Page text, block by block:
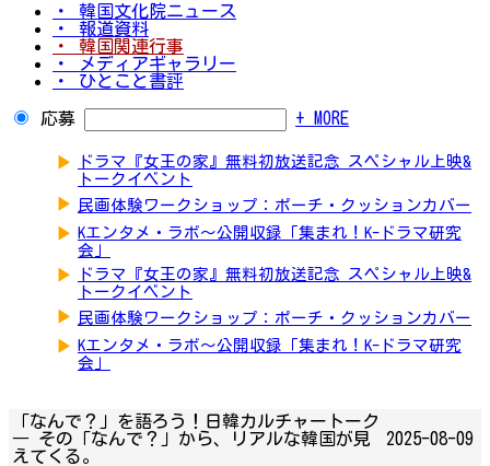
・ 韓国文化院ニュース
・ 報道資料
・ 韓国関連行事
・ メディアギャラリー
・ ひとこと書評
応募 + MORE
▶
ドラマ『女王の家』無料初放送記念 スペシャル上映&
トークイベント
▶ 民画体験ワークショップ：ポーチ・クッションカバー
▶ Kエンタメ・ラボ～公開収録「集まれ！K-ドラマ研究
会」
▶
ドラマ『女王の家』無料初放送記念 スペシャル上映&
トークイベント
▶ 民画体験ワークショップ：ポーチ・クッションカバー
▶ Kエンタメ・ラボ～公開収録「集まれ！K-ドラマ研究
会」
「なんで？」を語ろう！日韓カルチャートーク
― その「なんで？」から、リアルな韓国が見
えてくる。
2025-08-09